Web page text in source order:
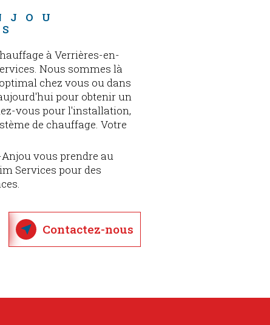
à Verrières-en-
Nous sommes là
chez vous ou dans
pour obtenir un
vous pour l'installation,
de chauffage. Votre
vous prendre au
Services pour des
Contactez-nous